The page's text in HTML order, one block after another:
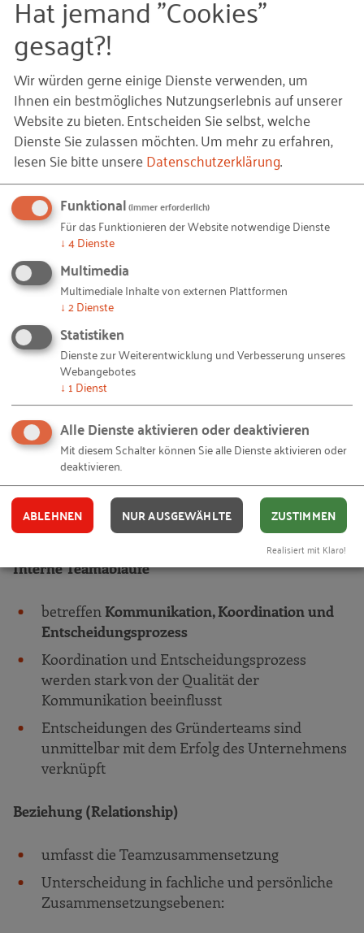
Persönliche Konflikte
Anteilsverteilung
Schlussfolgerungen
Schlussbemerkungen: Über uns
Literatur
externer Einflüsse können jedoch als Indikatoren
für Schwachstellen in den internen
Herausforderungsbereichen der
Verantwortungszuteilung oder dem
Entscheidungsprozess dienen.
Für die Befragung der Startup-Teams erschlossen
sich mit Hilfe der wissenschaftlichen Modelle also
folgende fünf Domänen:
Teamzusammensetzung
Wirkung im Laufe der Zeit, denn aus
zunehmender Existenz ergeben sich neue
Ansprüche/Herausforderungen.
Möglicher Ursprung neuer Ansprüche:
(a) Veränderungen und Wandlungen der
externen Umgebung
(b) unternehmensinterne Wandlungen => neue
Aufgabenbereiche => u. U. Benötigung
zusätzlicher fachkompetenter Mitglieder
der Einzelne im Team prägt nachhaltig den
Gesamterfolg
Interne Teamabläufe
betreffen Kommunikation, Koordination und
Entscheidungsprozess
Koordination und Entscheidungsprozess
werden stark von der Qualität der
Kommunikation beeinflusst
Entscheidungen des Gründerteams sind
unmittelbar mit dem Erfolg des Unternehmens
verknüpft
Beziehung (Relationship)
umfasst die Teamzusammensetzung
Unterscheidung in fachliche und persönliche
Zusammensetzungsebenen:
Hat jemand "Cookies"
gesagt?!
Wir würden gerne einige Dienste verwenden, um
Ihnen ein bestmögliches Nutzungserlebnis auf unserer
Website zu bieten. Entscheiden Sie selbst, welche
Dienste Sie zulassen möchten.Um mehr zu erfahren,
lesen Sie bitte unsereDatenschutzerklärung.
Funktional(immer erforderlich)
Für das Funktionieren der Website notwendige Dienste
↓ 4Dienste
Multimedia
Multimediale Inhalte von externen Plattformen
↓ 2Dienste
Statistiken
Dienste zur Weiterentwicklung und Verbesserung unseres
Webangebotes
↓ 1 Dienst
Alle Dienste aktivieren oder deaktivieren
Mit diesem Schalter können Sie alle Dienste aktivieren oder
deaktivieren.
ABLEHNEN NUR AUSGEWÄHLTE ZUSTIMMEN
Realisiert mit Klaro!